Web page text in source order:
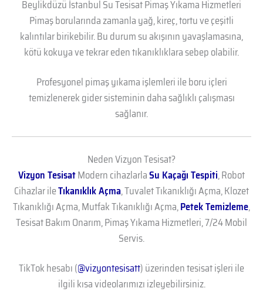
Beylikdüzü İstanbul Su Tesisat Pimaş Yıkama Hizmetleri
Pimaş borularında zamanla yağ, kireç, tortu ve çeşitli
kalıntılar birikebilir. Bu durum su akışının yavaşlamasına,
kötü kokuya ve tekrar eden tıkanıklıklara sebep olabilir.
Profesyonel pimaş yıkama işlemleri ile boru içleri
temizlenerek gider sisteminin daha sağlıklı çalışması
sağlanır.
Neden Vizyon Tesisat?
Vizyon TesisatModern cihazlarlaSu Kaçağı Tespiti, Robot
Cihazlar ileTıkanıklık Açma, Tuvalet Tıkanıklığı Açma, Klozet
Tıkanıklığı Açma, Mutfak Tıkanıklığı Açma,Petek Temizleme,
Tesisat Bakım Onarım, Pimaş Yıkama Hizmetleri, 7/24 Mobil
Servis.
TikTok hesabı (@vizyontesisatt) üzerinden tesisat işleri ile
ilgili kısa videolarımızı izleyebilirsiniz.